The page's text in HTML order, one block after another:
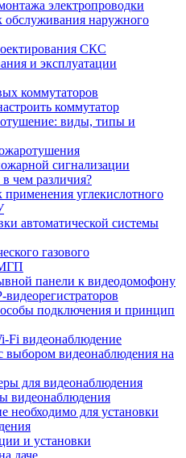
электропроводки
обслуживания наружного
СКС
и эксплуатации
коммутаторов
коммутатор
виды, типы и
сигнализации
чем различия?
углекислотного
автоматической системы
газового
панели к видеодомофону
подключения и принцип
Fi видеонаблюдение
выбором видеонаблюдения на
для видеонаблюдения
видеонаблюдения
необходимо для установки
и установки
даче